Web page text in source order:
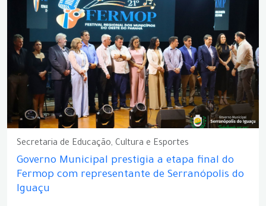
Secretaria de Educação, Cultura e Esportes
Governo Municipal prestigia a etapa final do
Fermop com representante de Serranópolis do
Iguaçu